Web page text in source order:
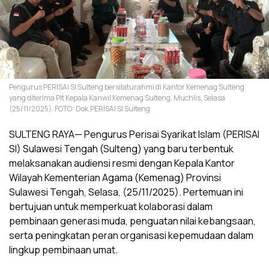
Pengurus PERISAI SI Sulteng bersilaturahmi di Kantor Kemenag Sulteng
yang diterima Plt Kepala Kanwil Kemenag Sulteng, Muchlis, Selasa
(25/11/2025). FOTO: Dok.PERISAI SI Sulteng
SULTENG RAYA— Pengurus Perisai Syarikat Islam (PERISAI
SI) Sulawesi Tengah (Sulteng) yang baru terbentuk
melaksanakan audiensi resmi dengan Kepala Kantor
Wilayah Kementerian Agama (Kemenag) Provinsi
Sulawesi Tengah, Selasa, (25/11/2025). Pertemuan ini
bertujuan untuk memperkuat kolaborasi dalam
pembinaan generasi muda, penguatan nilai kebangsaan,
serta peningkatan peran organisasi kepemudaan dalam
lingkup pembinaan umat.